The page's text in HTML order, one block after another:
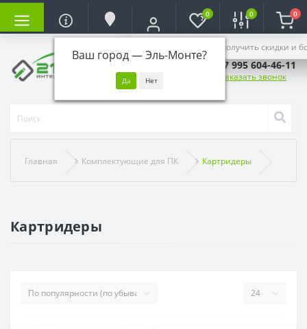
Ваш город —Эль-Монте?
Войдите, чтобы получить скидки и
0 0 0
+7 995 604-46-11
Заказать звонок
Главная Комплектующие для ПК Картридеры
Картридеры